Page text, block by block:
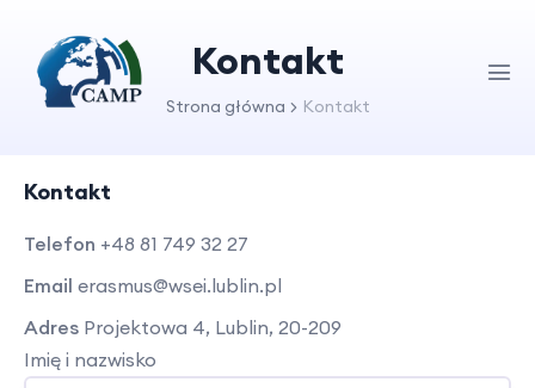
Kontakt
Strona główna Kontakt
Kontakt
Telefon +48 81 749 32 27
Email erasmus@wsei.lublin.pl
Adres Projektowa 4, Lublin, 20-209
Imię i nazwisko